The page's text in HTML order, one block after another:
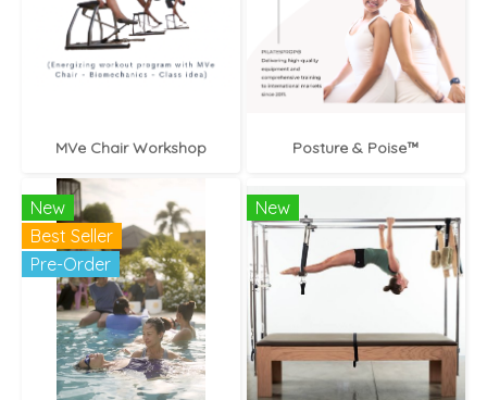
MVe Chair Workshop Posture & Poise™
New
Best Seller
Pre-Order
New